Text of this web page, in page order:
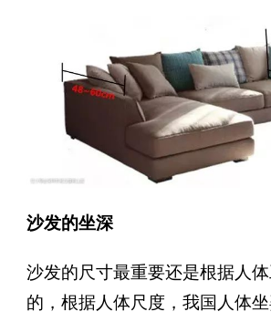
沙发的坐深
沙发的尺寸最重要还是根据人
的，根据人体尺度，我国人体